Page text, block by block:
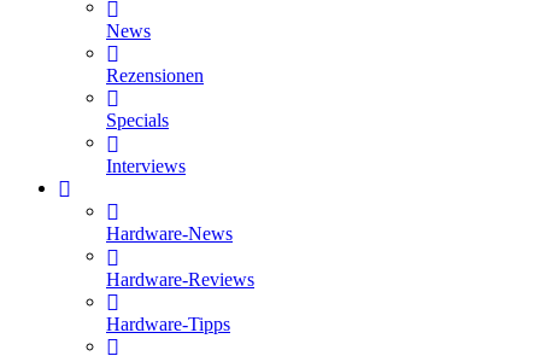
News
Rezensionen
Specials
Interviews
Hardware-News
Hardware-Reviews
Hardware-Tipps